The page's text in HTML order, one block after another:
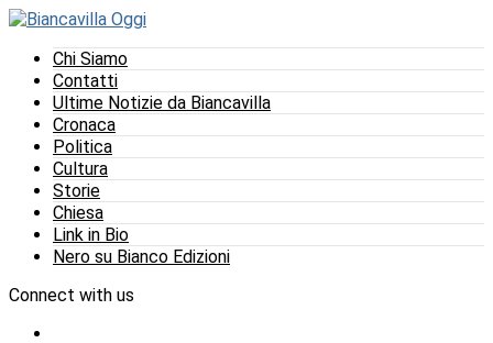
Chi Siamo
Contatti
Ultime Notizie da Biancavilla
Cronaca
Politica
Cultura
Storie
Chiesa
Link in Bio
Nero su Bianco Edizioni
Connect with us